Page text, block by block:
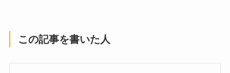
この記事を書いた人